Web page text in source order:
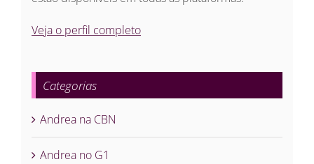
Veja o perfil completo
Categorias
Andrea na CBN
Andrea no G1